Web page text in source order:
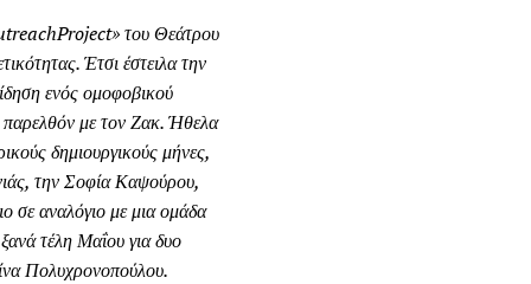
Project» του Θεάτρου
Έτσι έστειλα την
ενός ομοφοβικού
παρελθόν με τον Ζακ. Ήθελα
δημιουργικούς μήνες,
την Σοφία Καψούρου,
σε αναλόγιο με μια ομάδα
τέλη Μαΐου για δυο
Πολυχρονοπούλου.